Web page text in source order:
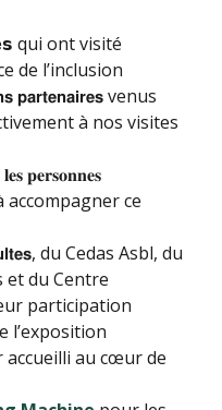
qui ont visité
de l’inclusion
𝗽𝗮𝗿𝘁𝗲𝗻𝗮𝗶𝗿𝗲𝘀 venus
à nos visites
𝐥𝐞𝐬 𝐩𝐞𝐫𝐬𝐨𝐧𝐧𝐞𝐬
accompagner ce
du Cedas Asbl, du
et du Centre
participation
l’exposition
accueilli au cœur de